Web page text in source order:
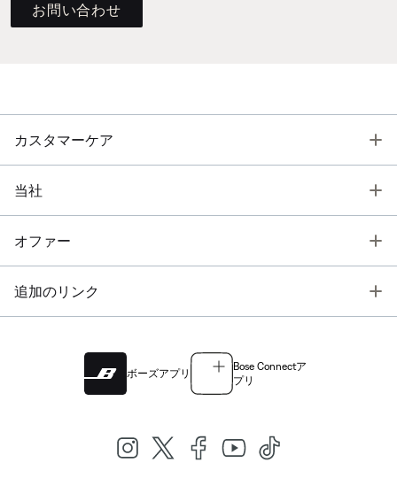
お問い合わせ
カスタマーケア
当社
オファー
追加のリンク
ボーズアプリ
Bose Connectア
プリ